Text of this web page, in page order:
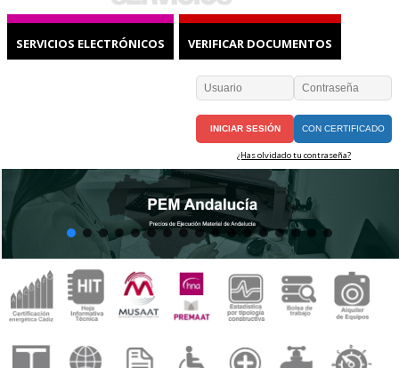
SERVICIOS ELECTRÓNICOS VERIFICAR DOCUMENTOS
CON CERTIFICADO
¿Has olvidado tu contraseña?